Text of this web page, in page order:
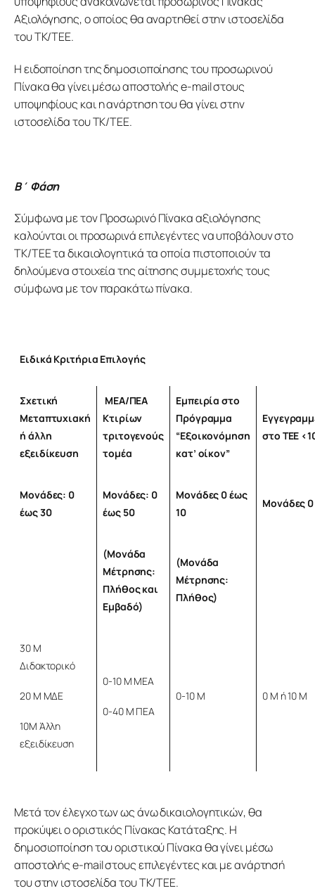
Αξιολόγησης, ο οποίος θα αναρτηθεί στην ιστοσελίδα
του ΤΚ/ΤΕΕ.
Η ειδοποίηση της δημοσιοποίησης του προσωρινού
Πίνακα θα γίνει μέσω αποστολής e-mail στους
υποψηφίους και η ανάρτηση του θα γίνει στην
ιστοσελίδα του ΤΚ/ΤΕΕ.
Β΄ Φάση
Σύμφωνα με τον Προσωρινό Πίνακα αξιολόγησης
καλούνται οι προσωρινά επιλεγέντες να υποβάλουν στο
ΤΚ/ΤΕΕ τα δικαιολογητικά τα οποία πιστοποιούν τα
δηλούμενα στοιχεία της αίτησης συμμετοχής τους
σύμφωνα με τον παρακάτω πίνακα.
Ειδικά Κριτήρια Επιλογής
Σχετική
Μεταπτυχιακή
ή άλλη
εξειδίκευση
ΜΕΑ/ΠΕΑ
Κτιρίων
τριτογενούς
τομέα
Εμπειρία στο
Πρόγραμμα
“Εξοικονόμηση
κατ’ οίκον”
στο ΤΕΕ
Μονάδες: 0
έως 30
Μονάδες: 0
έως 50
Μονάδες 0 έως
10
Μονάδες 0
(Μονάδα
Μέτρησης:
Πλήθος και
Εμβαδό)
(Μονάδα
Μέτρησης:
Πλήθος)
30 Μ
Διδακτορικό
20 Μ ΜΔΕ
10Μ Άλλη
εξειδίκευση
0-10 Μ ΜΕΑ
0-40 Μ ΠΕΑ
0-10 Μ 0 Μ ή 10 Μ
Μετά τον έλεγχο των ως άνω δικαιολογητικών, θα
προκύψει ο οριστικός Πίνακας Κατάταξης. Η
δημοσιοποίηση του οριστικού Πίνακα θα γίνει μέσω
αποστολής e-mail στους επιλεγέντες και με ανάρτησή
του στην ιστοσελίδα του ΤΚ/ΤΕΕ.